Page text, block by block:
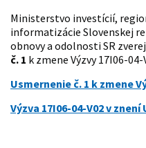
Ministerstvo investícií,
informatizácie Slovenskej
obnovy a odolnosti SR
č. 1 k zmene Výzvy 17I06-04-
Usmernenie č. 1 k zmene
Výzva 17I06-04-V02 v znení